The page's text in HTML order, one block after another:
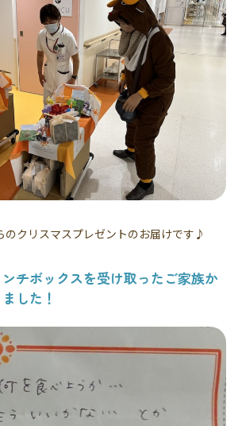
のクリスマスプレゼントのお届けです♪
チボックスを受け取ったご家族か
した！